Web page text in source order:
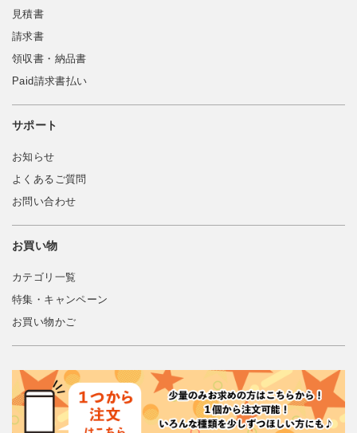
見積書
請求書
領収書・納品書
Paid請求書払い
サポート
お知らせ
よくあるご質問
お問い合わせ
お買い物
カテゴリ一覧
特集・キャンペーン
お買い物かご